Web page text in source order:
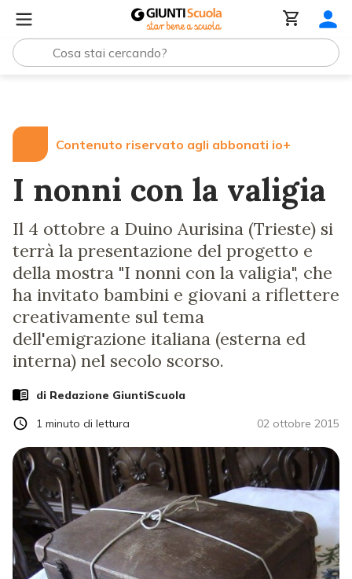
Contenuto riservato agli abbonati io+
I nonni con la valigia
Il 4 ottobre a Duino Aurisina (Trieste) si
terrà la presentazione del progetto e
della mostra "I nonni con la valigia", che
ha invitato bambini e giovani a riflettere
creativamente sul tema
dell'emigrazione italiana (esterna ed
interna) nel secolo scorso.
di Redazione GiuntiScuola
02 ottobre 2015
1 minuto di lettura